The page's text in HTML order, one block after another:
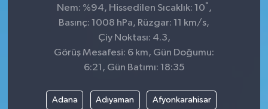
Nem: %94, Hissedilen Sıcaklık: 10° ,
Basınç: 1008 hPa, Rüzgar: 11 km/s,
Çiy Noktası: 4.3,
Görüş Mesafesi: 6 km, Gün Doğumu:
6:21, Gün Batımı: 18:35
Adana Adıyaman Afyonkarahisar